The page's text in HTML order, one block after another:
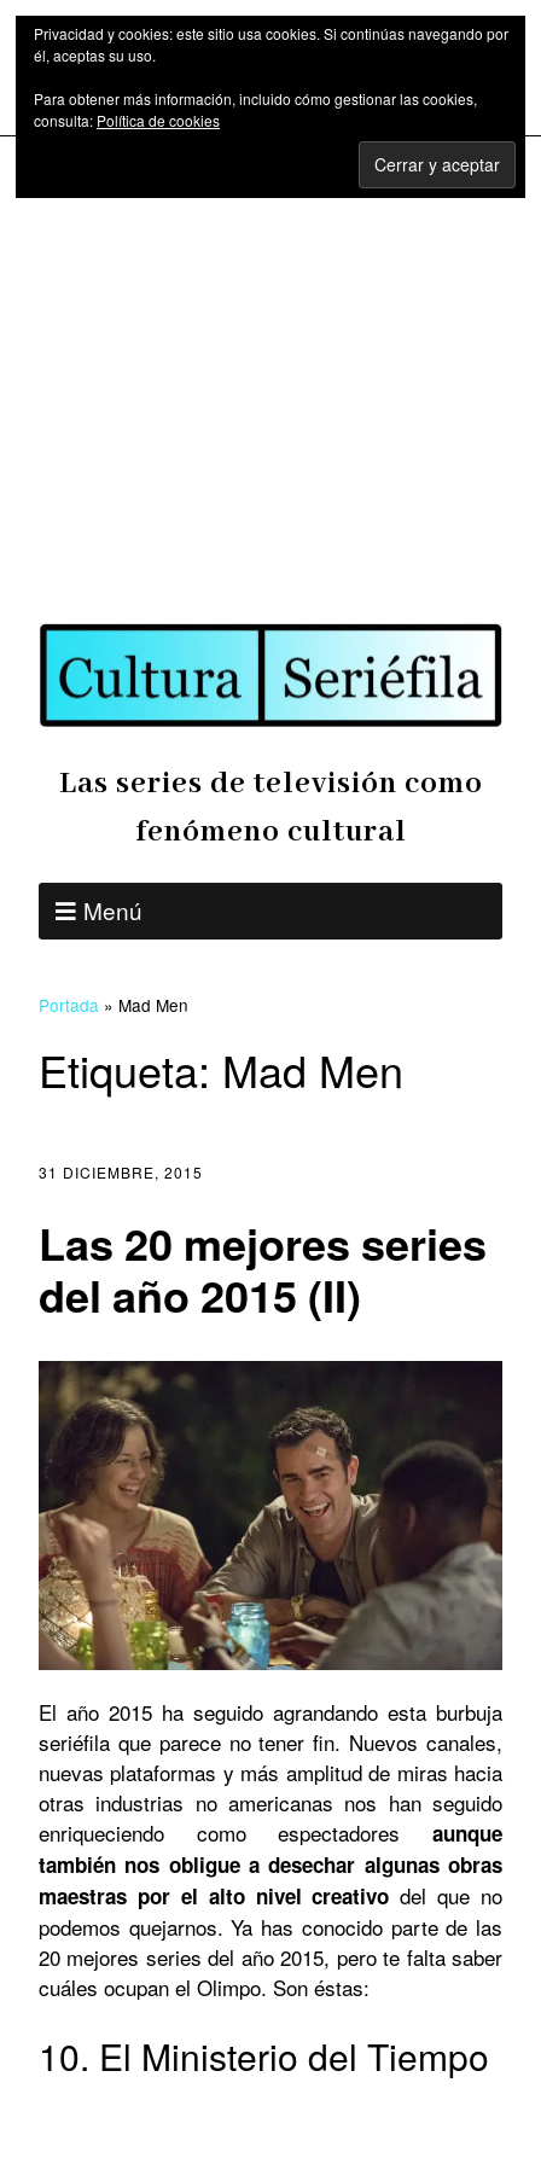
Las series de televisión como fenómeno cultural
Las series de televisión como
fenómeno cultural
Menú
Portada » Mad Men
Etiqueta: Mad Men
31 DICIEMBRE, 2015
Las 20 mejores series
del año 2015 (II)
El año 2015 ha seguido agrandando esta burbuja
seriéfila que parece no tener fin. Nuevos canales,
nuevas plataformas y más amplitud de miras hacia
otras industrias no americanas nos han seguido
enriqueciendo como espectadores aunque
también nos obligue a desechar algunas obras
maestras por el alto nivel creativo del que no
podemos quejarnos. Ya has conocido parte de las
20 mejores series del año 2015, pero te falta saber
cuáles ocupan el Olimpo. Son éstas:
10. El Ministerio del Tiempo
Privacidad y cookies: este sitio usa cookies. Si continúas navegando por
él, aceptas su uso.
Para obtener más información, incluido cómo gestionar las cookies,
consulta: Política de cookies